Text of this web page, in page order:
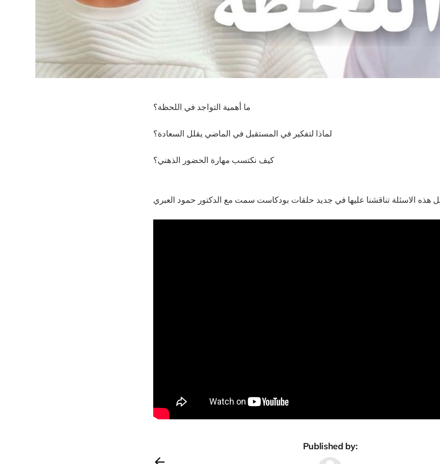
ما أهمية التواجد في اللحظة؟
لماذا لتفكير في المستقبل في الماضي يقلل السعادة؟
كيف نكتسب مهارة الحضور الذهني؟
هذه الاسئلة تناقشنا عليها في جديد حلقات بودكاست سمت مع الدكتور حمود العبري
Published by: